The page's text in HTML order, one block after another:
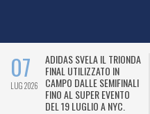
07
LUG 2026
ADIDAS SVELA IL TRIONDA
FINAL UTILIZZATO IN
CAMPO DALLE SEMIFINALI
FINO AL SUPER EVENTO
DEL 19 LUGLIO A NYC.